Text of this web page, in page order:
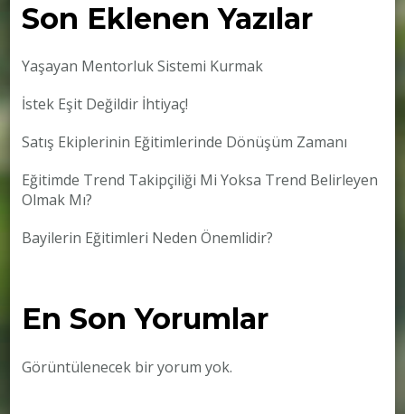
Son Eklenen Yazılar
Yaşayan Mentorluk Sistemi Kurmak
İstek Eşit Değildir İhtiyaç!
Satış Ekiplerinin Eğitimlerinde Dönüşüm Zamanı
Eğitimde Trend Takipçiliği Mi Yoksa Trend Belirleyen
Olmak Mı?
Bayilerin Eğitimleri Neden Önemlidir?
En Son Yorumlar
Görüntülenecek bir yorum yok.